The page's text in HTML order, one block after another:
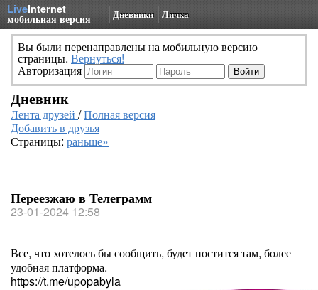
LiveInternet
мобильная версия Дневники Личка
Вы были перенаправлены на мобильную версию
страницы. Вернуться!
Авторизация
Дневник
Лента друзей /Полная версия
Добавить в друзья
Страницы: раньше»
Переезжаю в Телеграмм
23-01-2024 12:58
Все, что хотелось бы сообщить, будет постится там, более
удобная платформа.
https://t.me/upopabyla